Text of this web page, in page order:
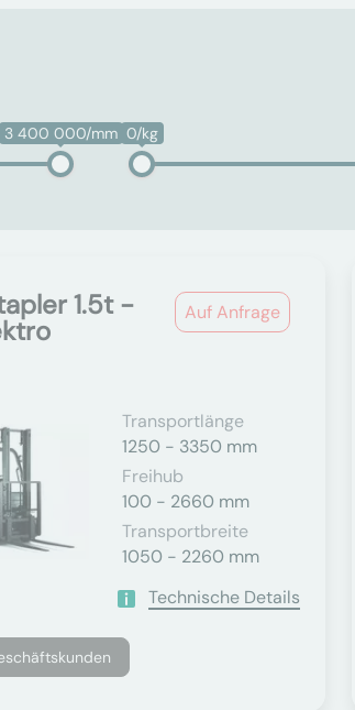
3 400 000/mm 0/kg
Auf Anfrage
1.5t -
Transportlänge
1250 - 3350 mm
Freihub
100 - 2660 mm
Transportbreite
1050 - 2260 mm
Technische Details